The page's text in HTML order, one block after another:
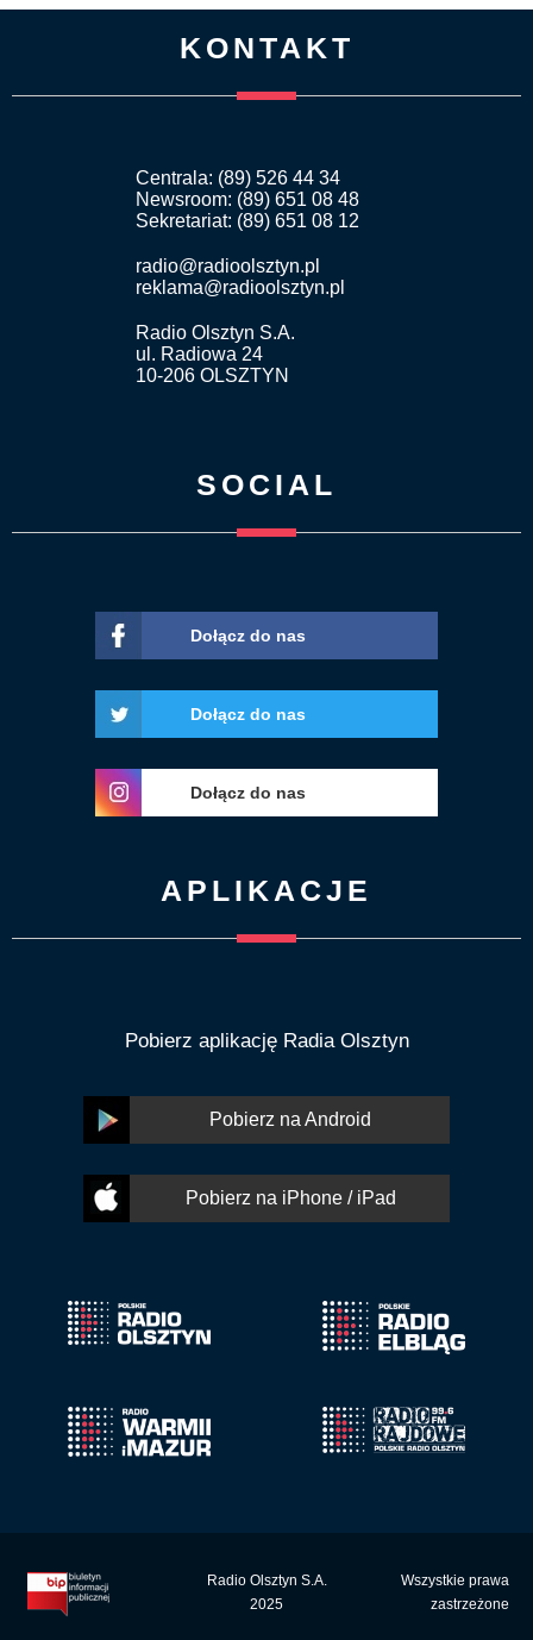
KONTAKT
Centrala: (89) 526 44 34
Newsroom: (89) 651 08 48
Sekretariat: (89) 651 08 12
radio@radioolsztyn.pl
reklama@radioolsztyn.pl
Radio Olsztyn S.A.
ul. Radiowa 24
10-206 OLSZTYN
SOCIAL
Dołącz do nas
Dołącz do nas
Dołącz do nas
APLIKACJE
Pobierz aplikację Radia Olsztyn
Pobierz na Android
Pobierz na iPhone / iPad
Radio Olsztyn S.A.
2025
Wszystkie prawa
zastrzeżone